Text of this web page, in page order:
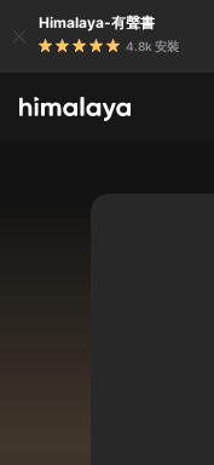
Himalaya-有聲書
4.8k 安裝